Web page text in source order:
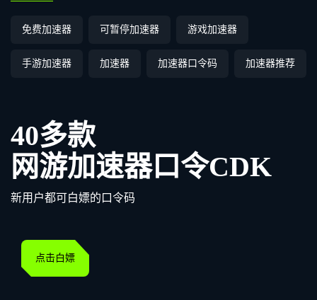
免费加速器 可暂停加速器 游戏加速器
手游加速器 加速器 加速器口令码 加速器推荐
40多款
网游加速器口令CDK
新用户都可白嫖的口令码
点击白嫖